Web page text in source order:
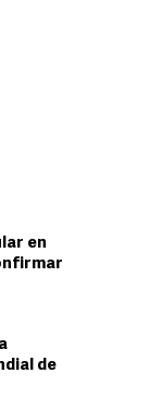
en
de